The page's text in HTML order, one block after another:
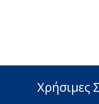
Χρήσιμες